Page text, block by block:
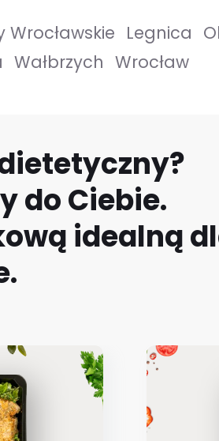
Wrocławskie Legnica
Wałbrzych Wrocław
do Ciebie.
idealną